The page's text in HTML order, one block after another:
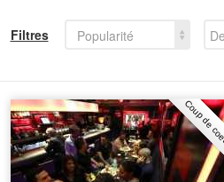
Filtres Popularité
Coup de